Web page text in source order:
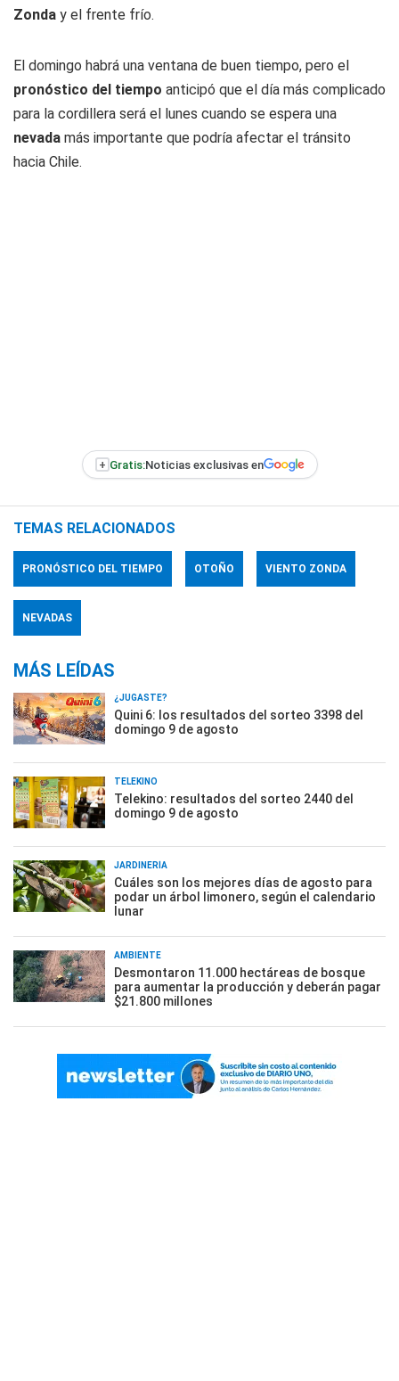
Zonda y el frente frío.
El domingo habrá una ventana de buen tiempo, pero el
pronóstico del tiempo anticipó que el día más complicado
para la cordillera será el lunes cuando se espera una
nevada más importante que podría afectar el tránsito
hacia Chile.
+ Gratis:Noticias exclusivas en
TEMAS RELACIONADOS
PRONÓSTICO DEL TIEMPO OTOÑO VIENTO ZONDA
NEVADAS
MÁS LEÍDAS
¿JUGASTE?
Quini 6: los resultados del sorteo 3398 del
domingo 9 de agosto
TELEKINO
Telekino: resultados del sorteo 2440 del
domingo 9 de agosto
JARDINERÍA
Cuáles son los mejores días de agosto para
podar un árbol limonero, según el calendario
lunar
AMBIENTE
Desmontaron 11.000 hectáreas de bosque
para aumentar la producción y deberán pagar
$21.800 millones